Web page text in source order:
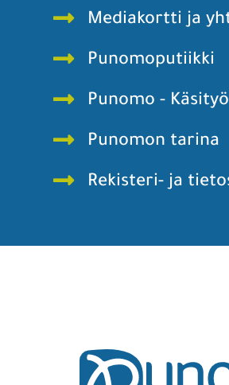
Mediakortti ja
Punomoputiikki
Punomo -
Punomon tarina
Rekisteri- ja